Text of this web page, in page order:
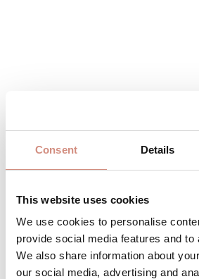
Consent Details
This website uses cookies
We use cookies to personalise
provide social media features and to
We also share information about
our social media, advertising and
149,00 €
229,00 €
Preise inkl. MwSt. zzgl. Versandkosten
Produkt Anzahl: Gib
Stk IN DEN
Produktnummer:RJH-pro-xs-sw